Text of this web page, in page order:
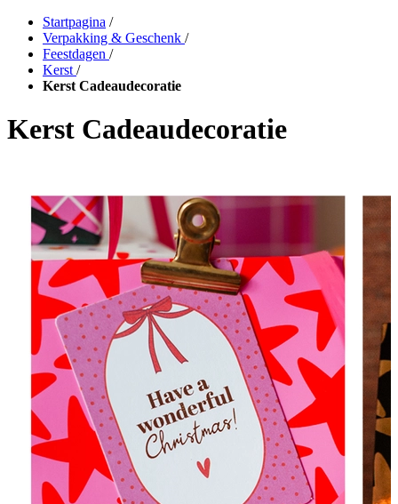
Startpagina /
Verpakking & Geschenk /
Feestdagen /
Kerst /
Kerst Cadeaudecoratie
Kerst Cadeaudecoratie